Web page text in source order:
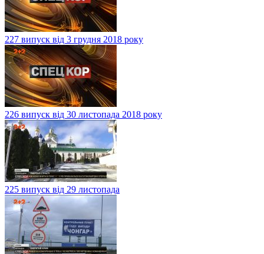
227 випуск від 3 грудня 2018 року
226 випуск від 30 листопада 2018 року
225 випуск від 29 листопада